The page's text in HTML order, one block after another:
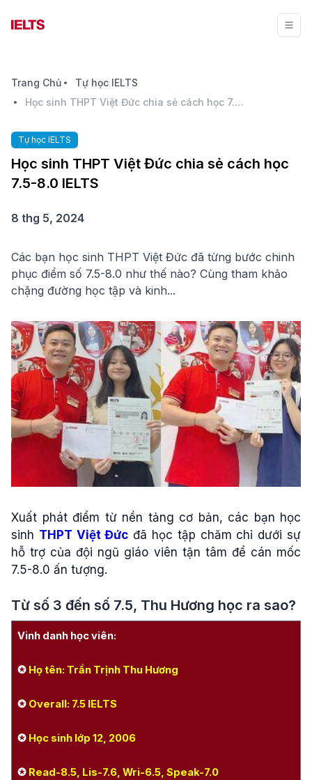
Trang Chủ
Tự học IELTS
Học sinh THPT Việt Đức chia sẻ cách học 7.5-8.0 IELTS
Tự học IELTS
Học sinh THPT Việt Đức chia sẻ cách học
7.5-8.0 IELTS
8 thg 5, 2024
Các bạn học sinh THPT Việt Đức đã từng bước chinh
phục điểm số 7.5-8.0 như thế nào? Cùng tham khảo
chặng đường học tập và kinh...
Xuất phát điểm từ nền tảng cơ bản, các bạn học
sinh THPT Việt Đức đã học tập chăm chỉ dưới sự
hỗ trợ của đội ngũ giáo viên tận tâm để cán mốc
7.5-8.0 ấn tượng.
Từ số 3 đến số 7.5, Thu Hương học ra sao?
Vinh danh học viên:
✪ Họ tên: Trần Trịnh Thu Hương
✪ Overall: 7.5 IELTS
✪ Học sinh lớp 12, 2006
✪ Read-8.5, Lis-7.6, Wri-6.5, Speak-7.0